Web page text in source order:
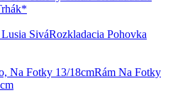
Rozkladacia Pohovka
Rám Na Fotky